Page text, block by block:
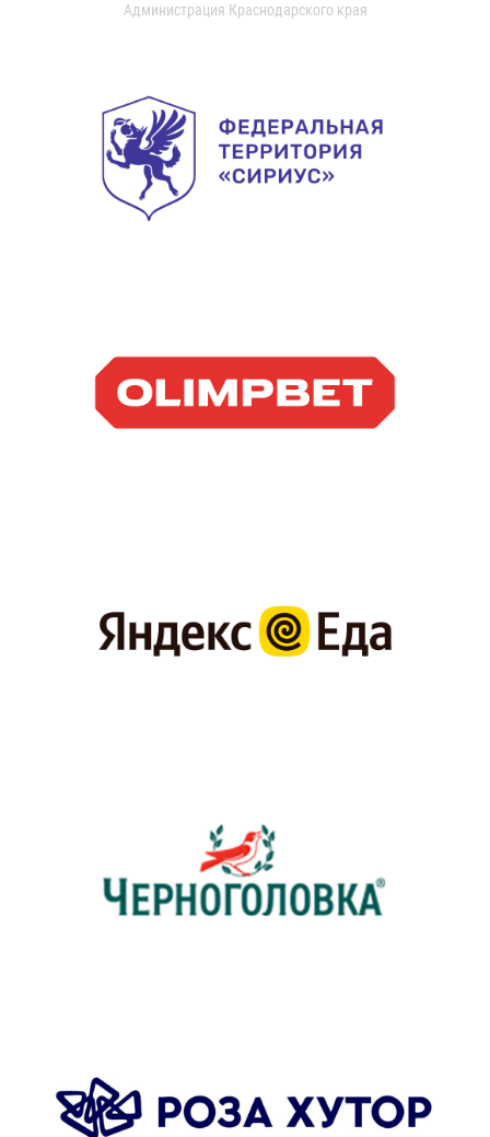
Администрация Краснодарского края